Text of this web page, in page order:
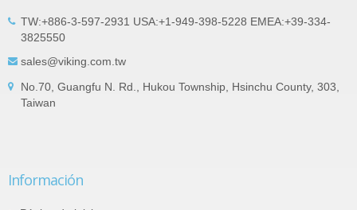
TW:+886-3-597-2931 USA:+1-949-398-5228 EMEA:+39-334-
3825550
sales@viking.com.tw
No.70, Guangfu N. Rd., Hukou Township, Hsinchu County, 303,
Taiwan
Información